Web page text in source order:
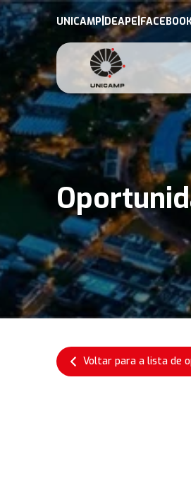
UNICAMP DEAPE|
Voltar para a lista de